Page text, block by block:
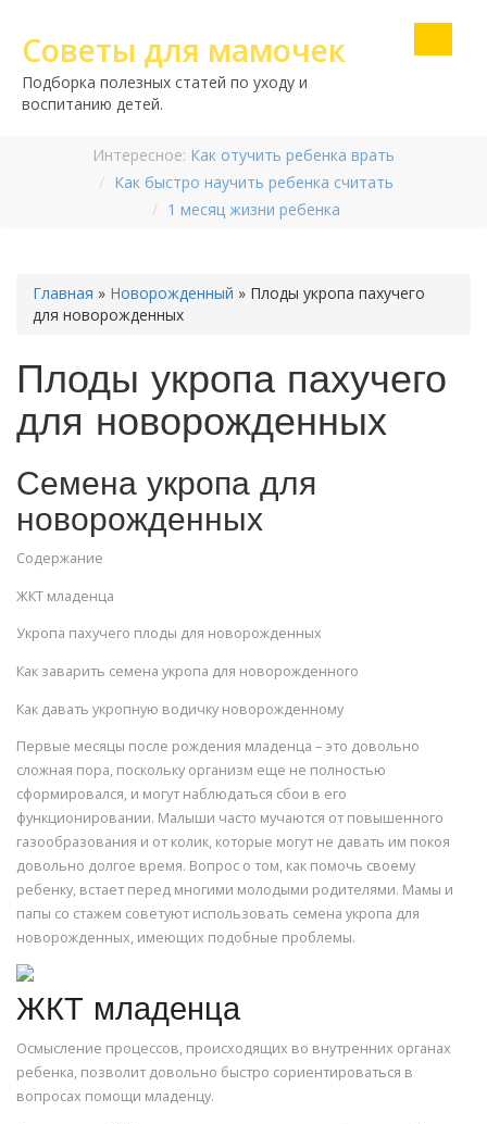
Советы для мамочек
Подборка полезных статей по уходу и
воспитанию детей.
Интересное: Как отучить ребенка врать
Как быстро научить ребенка считать
1 месяц жизни ребенка
Главная » Новорожденный » Плоды укропа пахучего
для новорожденных
Плоды укропа пахучего
для новорожденных
Семена укропа для
новорожденных
Содержание
ЖКТ младенца
Укропа пахучего плоды для новорожденных
Как заварить семена укропа для новорожденного
Как давать укропную водичку новорожденному
Первые месяцы после рождения младенца – это довольно
сложная пора, поскольку организм еще не полностью
сформировался, и могут наблюдаться сбои в его
функционировании. Малыши часто мучаются от повышенного
газообразования и от колик, которые могут не давать им покоя
довольно долгое время. Вопрос о том, как помочь своему
ребенку, встает перед многими молодыми родителями. Мамы и
папы со стажем советуют использовать семена укропа для
новорожденных, имеющих подобные проблемы.
ЖКТ младенца
Осмысление процессов, происходящих во внутренних органах
ребенка, позволит довольно быстро сориентироваться в
вопросах помощи младенцу.